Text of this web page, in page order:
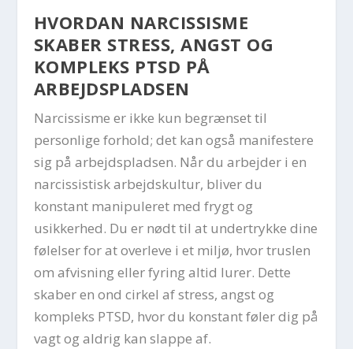
HVORDAN NARCISSISME
SKABER STRESS, ANGST OG
KOMPLEKS PTSD PÅ
ARBEJDSPLADSEN
Narcissisme er ikke kun begrænset til
personlige forhold; det kan også manifestere
sig på arbejdspladsen. Når du arbejder i en
narcissistisk arbejdskultur, bliver du
konstant manipuleret med frygt og
usikkerhed. Du er nødt til at undertrykke dine
følelser for at overleve i et miljø, hvor truslen
om afvisning eller fyring altid lurer. Dette
skaber en ond cirkel af stress, angst og
kompleks PTSD, hvor du konstant føler dig på
vagt og aldrig kan slappe af.